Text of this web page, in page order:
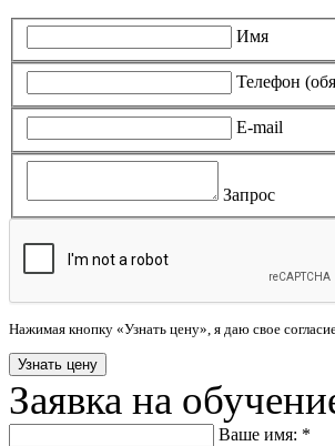
Имя
Телефон
E-mail
Запрос
Нажимая кнопку «Узнать цену», я даю свое
Заявка на
Ваше имя: *